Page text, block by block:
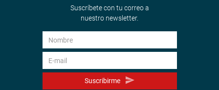
Suscríbete con tu correo a
nuestro newsletter.
Suscribirme